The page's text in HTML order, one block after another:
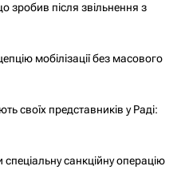
після звільнення з
мобілізації без масового
своїх представників у Раді:
санкційну операцію